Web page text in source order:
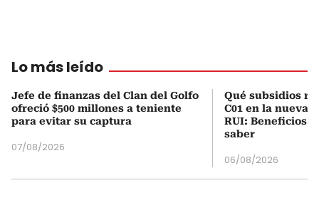
Lo más leído
Jefe de finanzas del Clan del Golfo
ofreció $500 millones a teniente
para evitar su captura
07/08/2026
Qué subsidios
C01 en la nueva
RUI: Beneficios
saber
06/08/2026